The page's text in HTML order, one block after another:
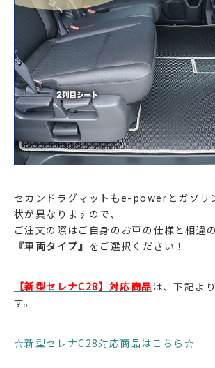
セカンドラグマットもe-powerとガソリ
状が異なりますので、
ご注文の際はご自身のお車の仕様と相違
『車両タイプ』 をご選択ください！
【新型セレナC28】対応商品 は、下記よ
す。
☆新型セレナC28対応商品はこちら☆